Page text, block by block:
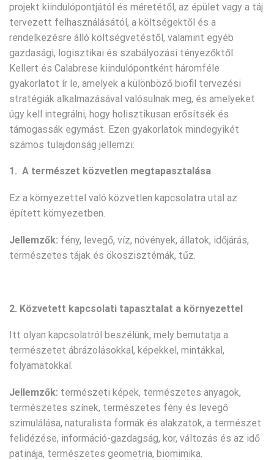
projekt kiindulópontjától és méretétől, az épület vagy a táj
tervezett felhasználásától, a költségektől és a
rendelkezésre álló költségvetéstől, valamint egyéb
gazdasági, logisztikai és szabályozási tényezőktől.
Kellert és Calabrese kiindulópontként háromféle
gyakorlatot ír le, amelyek a különböző biofil tervezési
stratégiák alkalmazásával valósulnak meg, és amelyeket
úgy kell integrálni, hogy holisztikusan erősítsék és
támogassák egymást. Ezen gyakorlatok mindegyikét
számos tulajdonság jellemzi:
1. A természet közvetlen megtapasztalása
Ez a környezettel való közvetlen kapcsolatra utal az
épített környezetben.
Jellemzők: fény, levegő, víz, növények, állatok, időjárás,
természetes tájak és ökoszisztémák, tűz.
2. Közvetett kapcsolati tapasztalat a környezettel
Itt olyan kapcsolatról beszélünk, mely bemutatja a
természetet ábrázolásokkal, képekkel, mintákkal,
folyamatokkal.
Jellemzők: természeti képek, természetes anyagok,
természetes színek, természetes fény és levegő
szimulálása, naturalista formák és alakzatok, a természet
felidézése, információ-gazdagság, kor, változás és az idő
patinája, természetes geometria, biomimika.